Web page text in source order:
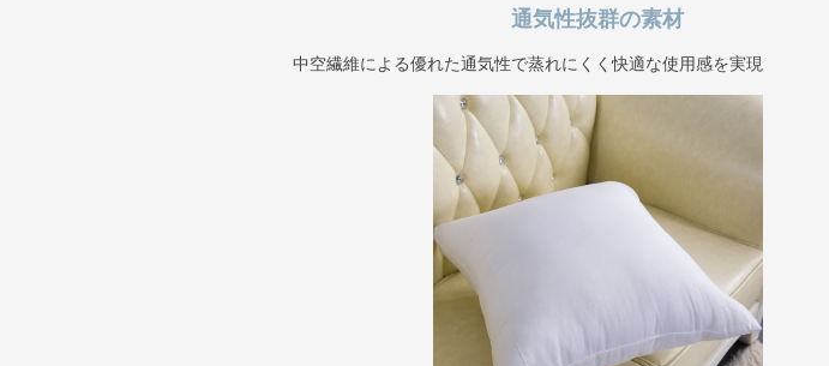
通気性抜群の素材
中空繊維による優れた通気性で蒸れにくく快適な使用感を実現